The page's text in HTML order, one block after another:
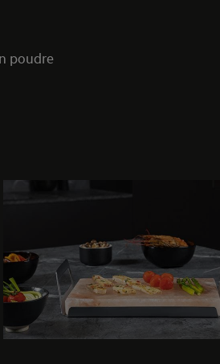
poudre